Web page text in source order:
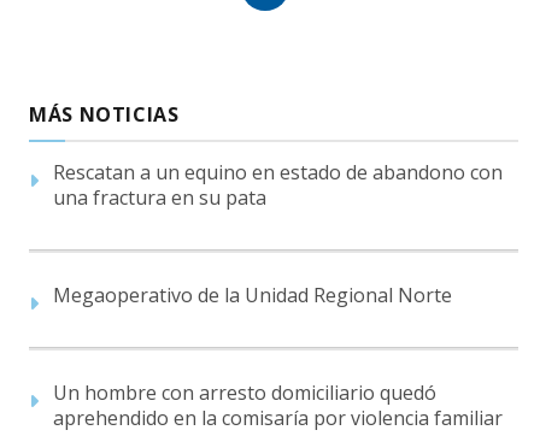
MÁS NOTICIAS
Rescatan a un equino en estado de abandono con
una fractura en su pata
Megaoperativo de la Unidad Regional Norte
Un hombre con arresto domiciliario quedó
aprehendido en la comisaría por violencia familiar